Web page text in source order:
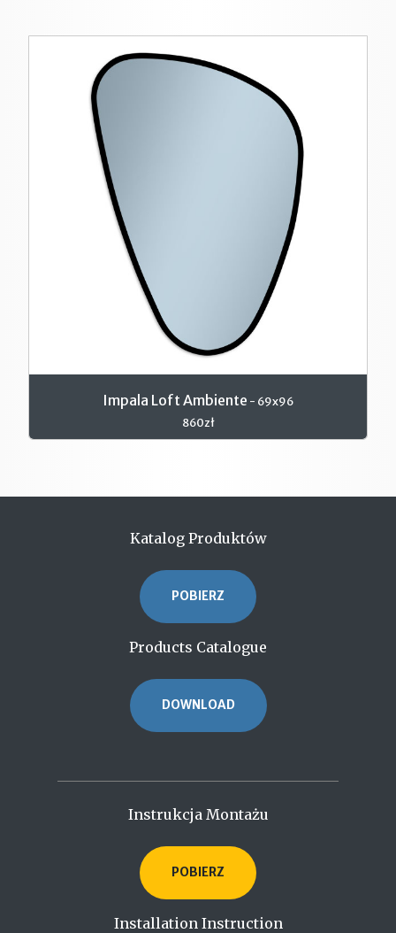
Impala Loft Ambiente - 69x96
860zł
Katalog Produktów
POBIERZ
Products Catalogue
DOWNLOAD
Instrukcja Montażu
POBIERZ
Installation Instruction